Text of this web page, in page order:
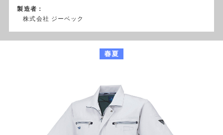
製造者：
株式会社 ジーベック